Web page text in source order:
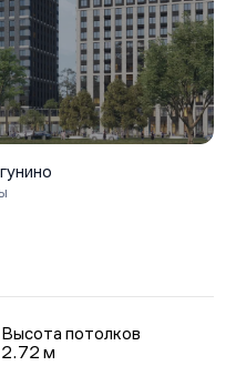
Высота потолков
2.72 м